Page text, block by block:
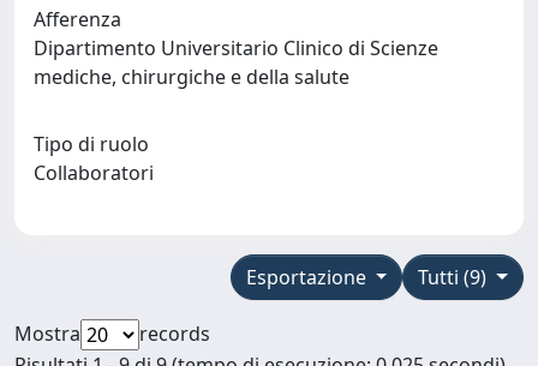
Afferenza
Dipartimento Universitario Clinico di Scienze
mediche, chirurgiche e della salute
Tipo di ruolo
Collaboratori
Tutti (9)
Esportazione
Mostra
records